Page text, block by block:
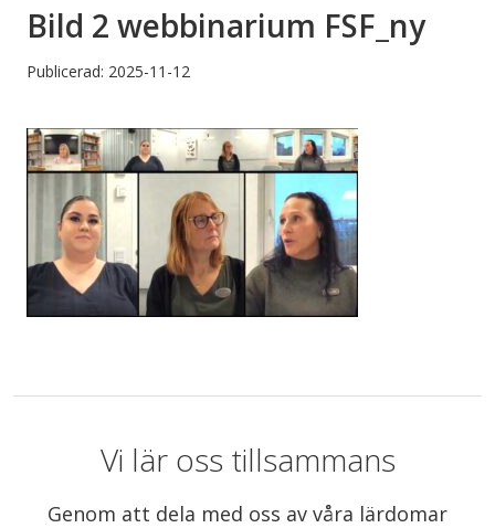
Bild 2 webbinarium FSF_ny
Publicerad: 2025-11-12
Vi lär oss tillsammans
Genom att dela med oss av våra lärdomar